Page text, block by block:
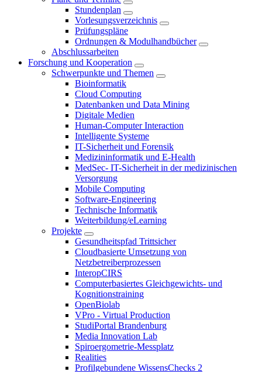
Stundenplan
Vorlesungsverzeichnis
Prüfungspläne
Ordnungen & Modulhandbücher
Abschlussarbeiten
Forschung und Kooperation
Schwerpunkte und Themen
Bioinformatik
Cloud Computing
Datenbanken und Data Mining
Digitale Medien
Human-Computer Interaction
Intelligente Systeme
IT-Sicherheit und Forensik
Medizininformatik und E-Health
MedSec- IT-Sicherheit in der medizinischen
Versorgung
Mobile Computing
Software-Engineering
Technische Informatik
Weiterbildung/eLearning
Projekte
Gesundheitspfad Trittsicher
Cloudbasierte Umsetzung von
Netzbetreiberprozessen
InteropCIRS
Computerbasiertes Gleichgewichts- und
Kognitionstraining
OpenBiolab
VPro - Virtual Production
StudiPortal Brandenburg
Media Innovation Lab
Spiroergometrie-Messplatz
Realities
Profilgebundene WissensChecks 2